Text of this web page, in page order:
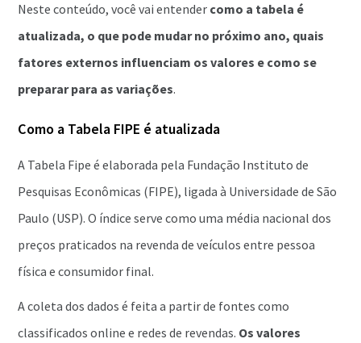
Neste conteúdo, você vai entender como a tabela é
atualizada, o que pode mudar no próximo ano, quais
fatores externos influenciam os valores e como se
preparar para as variações.
Como a Tabela FIPE é atualizada
A Tabela Fipe é elaborada pela Fundação Instituto de
Pesquisas Econômicas (FIPE), ligada à Universidade de São
Paulo (USP). O índice serve como uma média nacional dos
preços praticados na revenda de veículos entre pessoa
física e consumidor final.
A coleta dos dados é feita a partir de fontes como
classificados online e redes de revendas. Os valores